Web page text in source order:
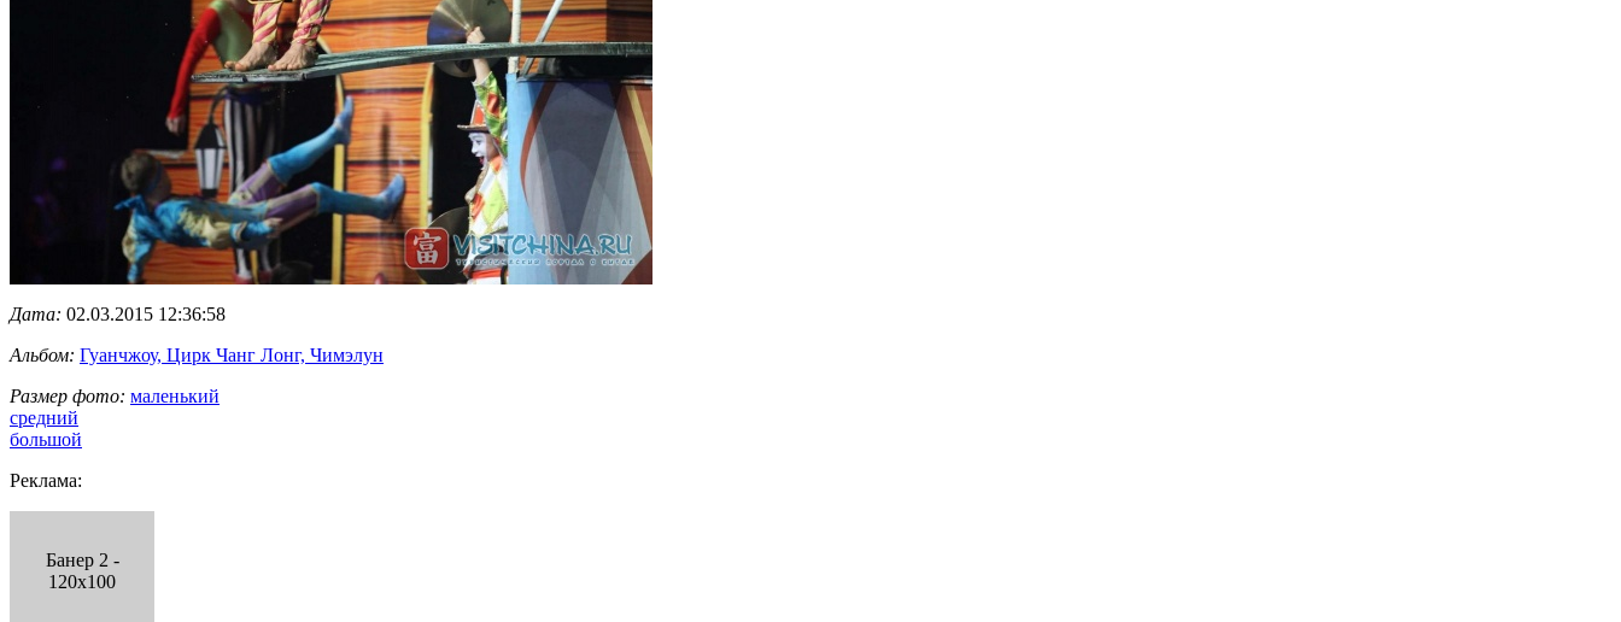
Дата: 02.03.2015 12:36:58
Альбом: Гуанчжоу, Цирк Чанг Лонг, Чимэлун
Размер фото: маленький
средний
большой
Реклама:
Банер 2 -
120x100